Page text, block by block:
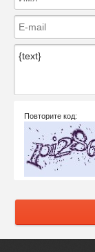
Повторите код: